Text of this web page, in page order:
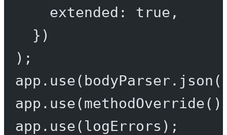
extended: true ,
})
);
app. use(bodyParser. json
app. use(methodOverride
app. use(logErrors);